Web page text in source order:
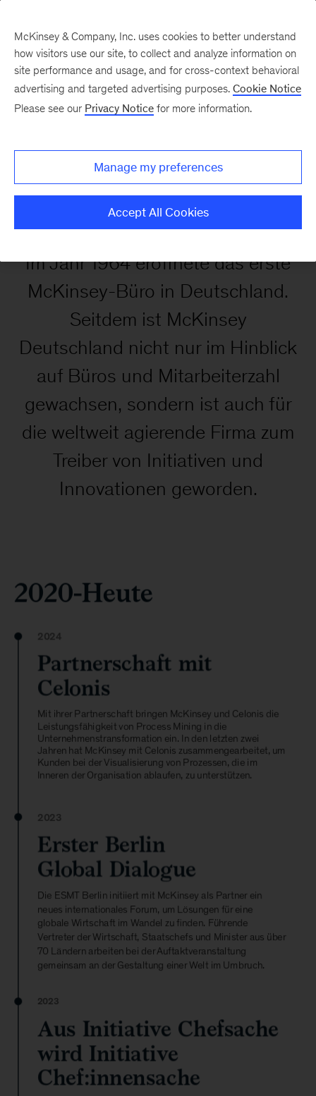
Über McKinsey
McKinsey früher und
heute
Im Jahr 1964 eröffnete das erste
McKinsey-Büro in Deutschland.
Seitdem ist McKinsey
Deutschland nicht nur im Hinblick
auf Büros und Mitarbeiterzahl
gewachsen, sondern ist auch für
die weltweit agierende Firma zum
Treiber von Initiativen und
Innovationen geworden.
McKinsey & Company, Inc. uses cookies to better understand
how visitors use our site, to collect and analyze information on
site performance and usage, and for cross-context behavioral
advertising and targeted advertising purposes. Cookie Notice
Please see our Privacy Notice for more information.
Manage my preferences
Accept All Cookies